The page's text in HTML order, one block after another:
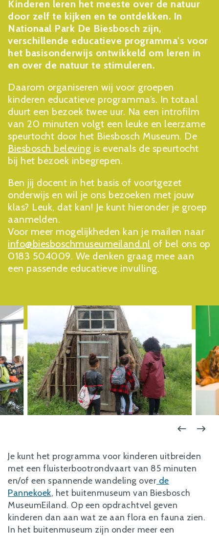
Kinderen leren het meeste over de natuur
door zelf te kijken en te ontdekken. In
Nationaal Park De Biesbosch zijn,
verschillende educatieve programma's voor
het basisonderwijs ontwikkeld om leren in
en over de natuur te stimuleren.
Daarom organiseren wij voor groepen
kinderen educatieve programma’s. In totaal
duurt een bezoek twee uur. Na een introfilm
van 20 minuten volgt een leuke en leerzame
speurtocht door het Biesbosch Museum. De
Biesbosch beleving is evenals de speurtocht
bij het bezoek inbegrepen.
Ben jij docent in het basis of voortgezet
onderwijs en wil je ons bezoeken met jouw
klas? Leuk, dat kan! Je kunt hieronder je groep
aanmelden.
Voor meer mogelijkheden kan je mailen naar
info@biesboschmuseumeiland.nl of bel ons op
0183 504009. We denken graag mee aan
een passende educatieve invulling.
Je kunt het programma voor kinderen uitbreiden
met een fluisterbootrondvaart van 85 minuten
en/of een spannende wandeling over de
Pannekoek, het buitenmuseum van Biesbosch
MuseumEiland. Op een opdrachtvel geven
kinderen dan aan wat ze aan flora en fauna zien.
In het buitenmuseum zijn onder meer een